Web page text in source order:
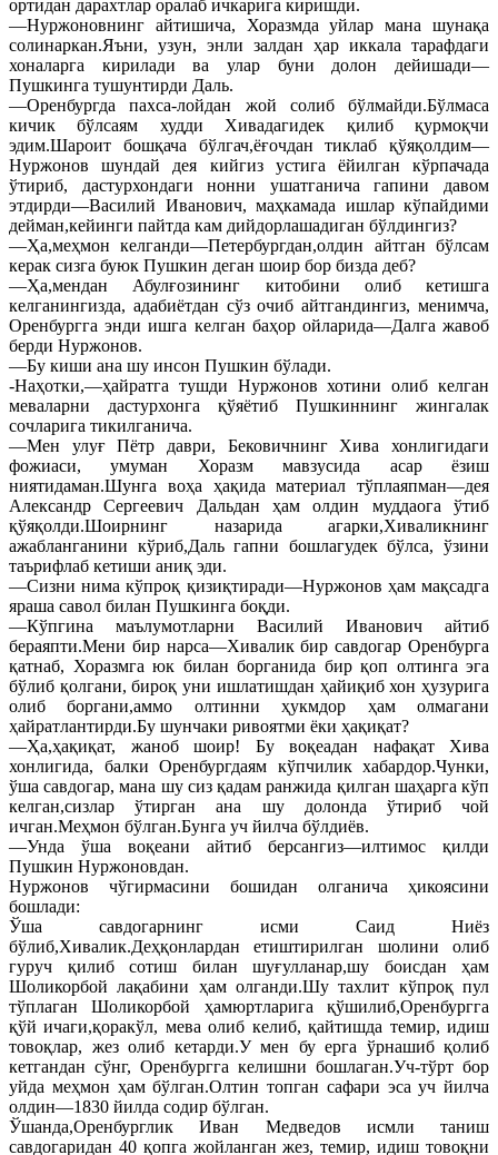
ортидан дарахтлар оралаб ичкарига киришди.
—Нуржоновнинг айтишича, Хоразмда уйлар мана шунақа
солинаркан.Яъни, узун, энли залдан ҳар иккала тарафдаги
хоналарга кирилади ва улар буни долон дейишади—
Пушкинга тушунтирди Даль.
—Оренбургда пахса-лойдан жой солиб бўлмайди.Бўлмаса
кичик бўлсаям худди Хивадагидек қилиб қурмоқчи
эдим.Шароит бошқача бўлгач,ёғочдан тиклаб қўяқолдим—
Нуржонов шундай дея кийгиз устига ёйилган кўрпачада
ўтириб, дастурхондаги нонни ушатганича гапини давом
этдирди—Василий Иванович, маҳкамада ишлар кўпайдими
дейман,кейинги пайтда кам дийдорлашадиган бўлдингиз?
—Ҳа,меҳмон келганди—Петербургдан,олдин айтган бўлсам
керак сизга буюк Пушкин деган шоир бор бизда деб?
—Ҳа,мендан Абулғозининг китобини олиб кетишга
келганингизда, адабиётдан сўз очиб айтгандингиз, менимча,
Оренбургга энди ишга келган баҳор ойларида—Далга жавоб
берди Нуржонов.
—Бу киши ана шу инсон Пушкин бўлади.
-Наҳотки,—ҳайратга тушди Нуржонов хотини олиб келган
меваларни дастурхонга қўяётиб Пушкиннинг жингалак
сочларига тикилганича.
—Мен улуғ Пётр даври, Бековичнинг Хива хонлигидаги
фожиаси, умуман Хоразм мавзусида асар ёзиш
ниятидаман.Шунга воҳа ҳақида материал тўплаяпман—дея
Александр Сергеевич Дальдан ҳам олдин муддаога ўтиб
қўяқолди.Шоирнинг назарида агарки,Хиваликнинг
ажабланганини кўриб,Даль гапни бошлагудек бўлса, ўзини
таърифлаб кетиши аниқ эди.
—Сизни нима кўпроқ қизиқтиради—Нуржонов ҳам мақсадга
яраша савол билан Пушкинга боқди.
—Кўпгина маълумотларни Василий Иванович айтиб
бераяпти.Мени бир нарса—Хивалик бир савдогар Оренбурга
қатнаб, Хоразмга юк билан борганида бир қоп олтинга эга
бўлиб қолгани, бироқ уни ишлатишдан ҳайиқиб хон ҳузурига
олиб боргани,аммо олтинни ҳукмдор ҳам олмагани
ҳайратлантирди.Бу шунчаки ривоятми ёки ҳақиқат?
—Ҳа,ҳақиқат, жаноб шоир! Бу воқеадан нафақат Хива
хонлигида, балки Оренбургдаям кўпчилик хабардор.Чунки,
ўша савдогар, мана шу сиз қадам ранжида қилган шаҳарга кўп
келган,сизлар ўтирган ана шу долонда ўтириб чой
ичган.Меҳмон бўлган.Бунга уч йилча бўлдиёв.
—Унда ўша воқеани айтиб берсангиз—илтимос қилди
Пушкин Нуржоновдан.
Нуржонов чўгирмасини бошидан олганича ҳикоясини
бошлади:
Ўша савдогарнинг исми Саид Ниёз
бўлиб,Хивалик.Деҳқонлардан етиштирилган шолини олиб
гуруч қилиб сотиш билан шуғулланар,шу боисдан ҳам
Шоликорбой лақабини ҳам олганди.Шу тахлит кўпроқ пул
тўплаган Шоликорбой ҳамюртларига қўшилиб,Оренбургга
қўй ичаги,қоракўл, мева олиб келиб, қайтишда темир, идиш
товоқлар, жез олиб кетарди.У мен бу ерга ўрнашиб қолиб
кетгандан сўнг, Оренбургга келишни бошлаган.Уч-тўрт бор
уйда меҳмон ҳам бўлган.Олтин топган сафари эса уч йилча
олдин—1830 йилда содир бўлган.
Ўшанда,Оренбурглик Иван Медведов исмли таниш
савдогаридан 40 қопга жойланган жез, темир, идиш товоқни